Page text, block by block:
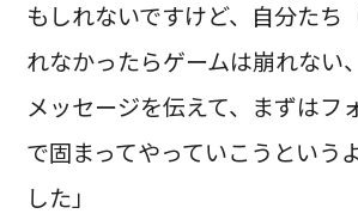
もしれないですけど、自分たち
れなかったらゲームは崩れない
メッセージを伝えて、まずはフ
で固まってやっていこうという
した」